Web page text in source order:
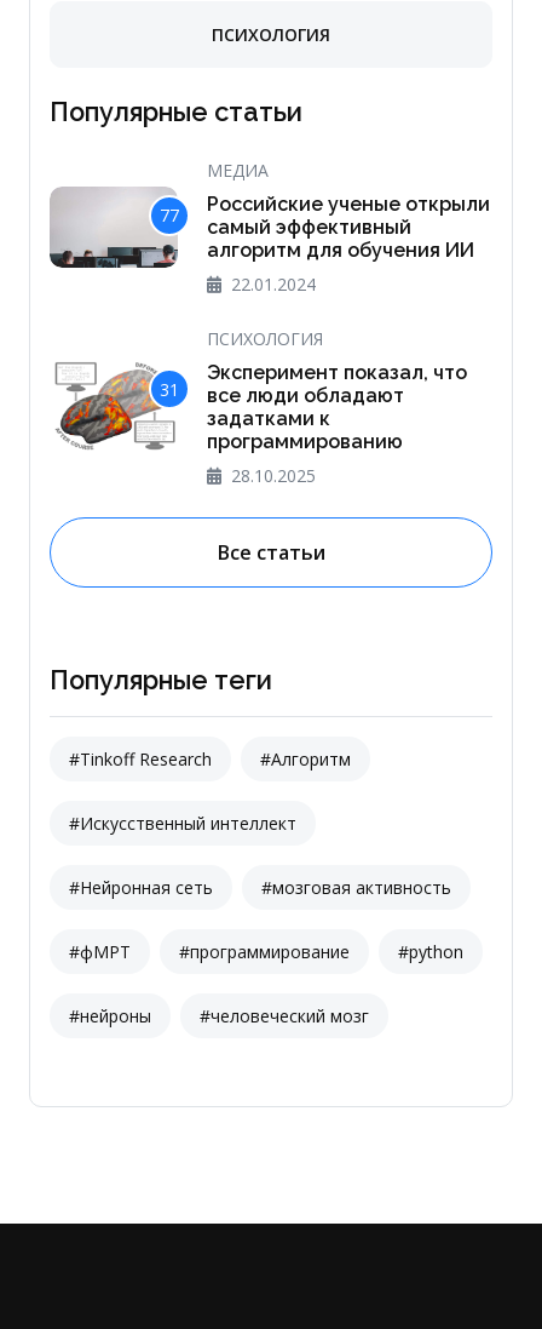
ПСИХОЛОГИЯ
Популярные статьи
77
МЕДИА
Российские ученые открыли
самый эффективный
алгоритм для обучения ИИ
22.01.2024
31
ПСИХОЛОГИЯ
Эксперимент показал, что
все люди обладают
задатками к
программированию
28.10.2025
Все статьи
Популярные теги
#Tinkoff Research #Алгоритм
#Искусственный интеллект
#Нейронная сеть #мозговая активность
#фМРТ #программирование #python
#нейроны #человеческий мозг